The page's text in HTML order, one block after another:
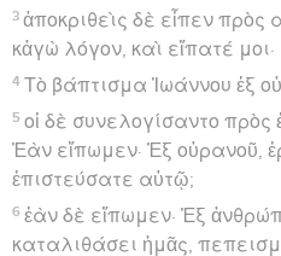
3 ἀποκριθεὶς δὲ εἶπεν πρὸς
κἀγὼ λόγον, καὶ εἴπατέ μοι·
4 Τὸ βάπτισμα Ἰωάννου ἐξ
5 οἱ δὲ συνελογίσαντο πρὸς
Ἐὰν εἴπωμεν· Ἐξ οὐρανοῦ,
ἐπιστεύσατε αὐτῷ;
6 ἐὰν δὲ εἴπωμεν· Ἐξ
καταλιθάσει ἡμᾶς,